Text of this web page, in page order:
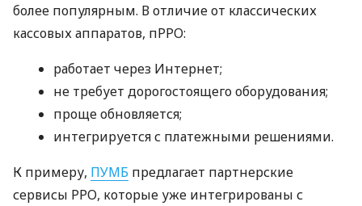
более популярным. В отличие от классических
кассовых аппаратов, пРРО:
работает через Интернет;
не требует дорогостоящего оборудования;
проще обновляется;
интегрируется с платежными решениями.
К примеру, ПУМБ предлагает партнерские
сервисы РРО, которые уже интегрированы с